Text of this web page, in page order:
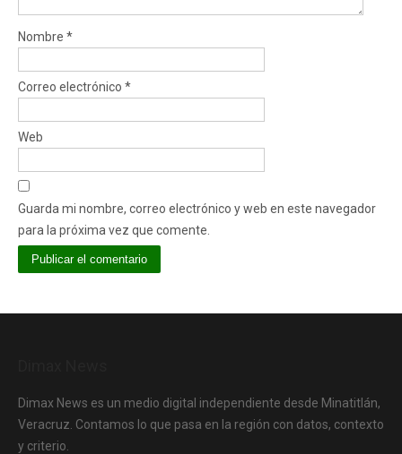
Nombre *
Correo electrónico *
Web
Guarda mi nombre, correo electrónico y web en este navegador
para la próxima vez que comente.
Dimax News es un medio digital independiente desde Minatitlán,
Veracruz. Contamos lo que pasa en la región con datos, contexto
y criterio.